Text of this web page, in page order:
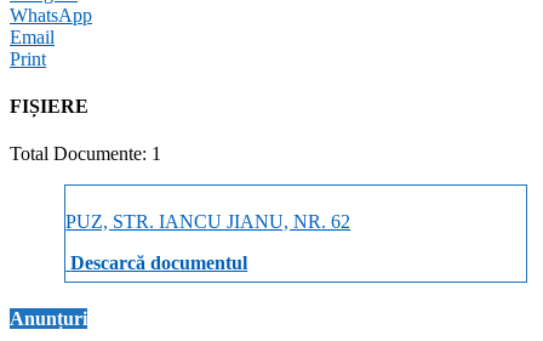
WhatsApp
Email
Print
FIȘIERE
Total Documente: 1
PUZ, STR. IANCU JIANU, NR. 62
Descarcă documentul
Anunțuri